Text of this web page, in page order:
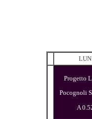
LUN
Progetto
Pocognoli
A